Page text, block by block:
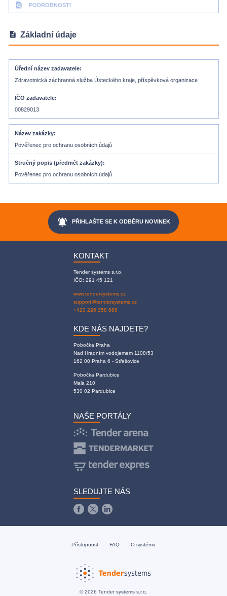
find_in_page PODROBNOSTI
description Základní údaje
Úřední název zadavatele
Zdravotnická záchranná služba Ústeckého kraje, příspěvková organizace
IČO zadavatele
00829013
Název zakázky
Pověřenec pro ochranu osobních údajů
Stručný popis (předmět zakázky)
Pověřenec pro ochranu osobních údajů
notifications_active PŘIHLAŠTE SE K ODBĚRU NOVINEK
KONTAKT
Tender systems s.r.o.
IČO: 291 45 121
www.tendersystems.cz
support@tendersystems.cz
+420 226 258 888
KDE NÁS NAJDETE?
Pobočka Praha
Nad Hradním vodojemem 1108/53
162 00 Praha 6 - Střešovice
Pobočka Pardubice
Malá 210
530 02 Pardubice
NAŠE PORTÁLY
SLEDUJTE NÁS
Přístupnost FAQ O systému
© 2026 Tender systems s.r.o.